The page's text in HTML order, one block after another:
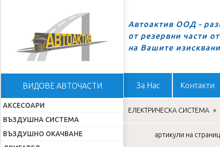
Начало
ВИДОВЕ АВТОЧАСТИ
Автоактив ООД -
от резервни части
на Вашите
За Нас Контакти
АКСЕСОАРИ
ВЪЗДУШНА СИСТЕМА
ВЪЗДУШНО ОКАЧВАНЕ
ЕЛЕКТРИЧЕСКА СИСТЕМА »
артикули на